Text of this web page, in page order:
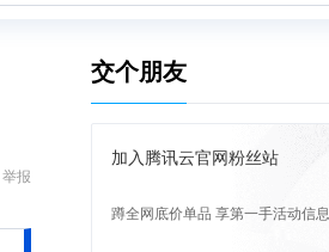
举报
交个朋友
加入腾讯云官网粉丝站
蹲全网底价单品 享第一手活动信息